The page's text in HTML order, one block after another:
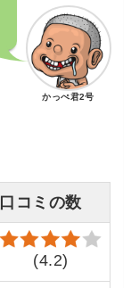
かっぺ君2号
口コミの数
(4.2)